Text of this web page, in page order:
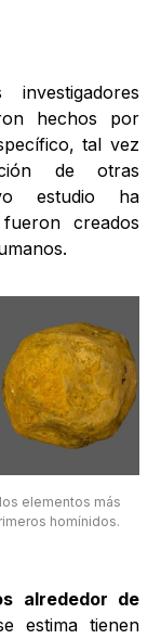
hechos por
tal vez
de otras
estudio ha
creados
elementos más
homínidos.
alrededor de
estima tienen